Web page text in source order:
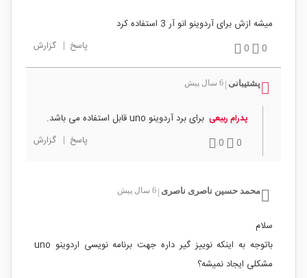
میشه ازش برای آردوینو انو آر 3 استفاده کرد
0
0 پاسخ | گزارش
پشتیبانی 6 سال پیش
پدرام ربیعی برای برد آردوینو uno قابل استفاده می باشد.
0
0 پاسخ | گزارش
محمد حسین ناصری ناصری 6 سال پیش
سلام
باتوجه به اینکه نوییز گیر داره جهت برنامه نویسی اردوینو uno
مشکلی ایجاد نمیشه؟